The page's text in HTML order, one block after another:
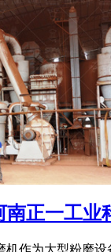
正一工业
作为大型粉磨